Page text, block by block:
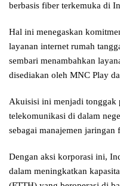
berbasis fiber terkemuka di
Hal ini menegaskan
layanan internet rumah
sembari menambahkan
disediakan oleh MNC Play
Akuisisi ini menjadi tonggak
telekomunikasi di dalam
sebagai manajemen jaringan
Dengan aksi korporasi ini,
dalam meningkatkan